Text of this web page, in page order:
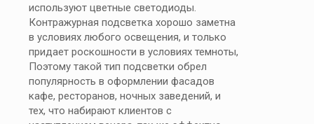
используют цветные светодиоды.
Контражурная подсветка хорошо заметна
в условиях любого освещения, и только
придает роскошности в условиях темноты,
Поэтому такой тип подсветки обрел
популярность в оформлении фасадов
кафе, ресторанов, ночных заведений, и
тех, что набирают клиентов с